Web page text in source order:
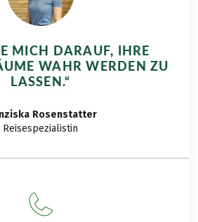
MICH DARAUF, IHRE
WAHR WERDEN ZU
LASSEN.“
Rosenstatter
Reisespezialistin